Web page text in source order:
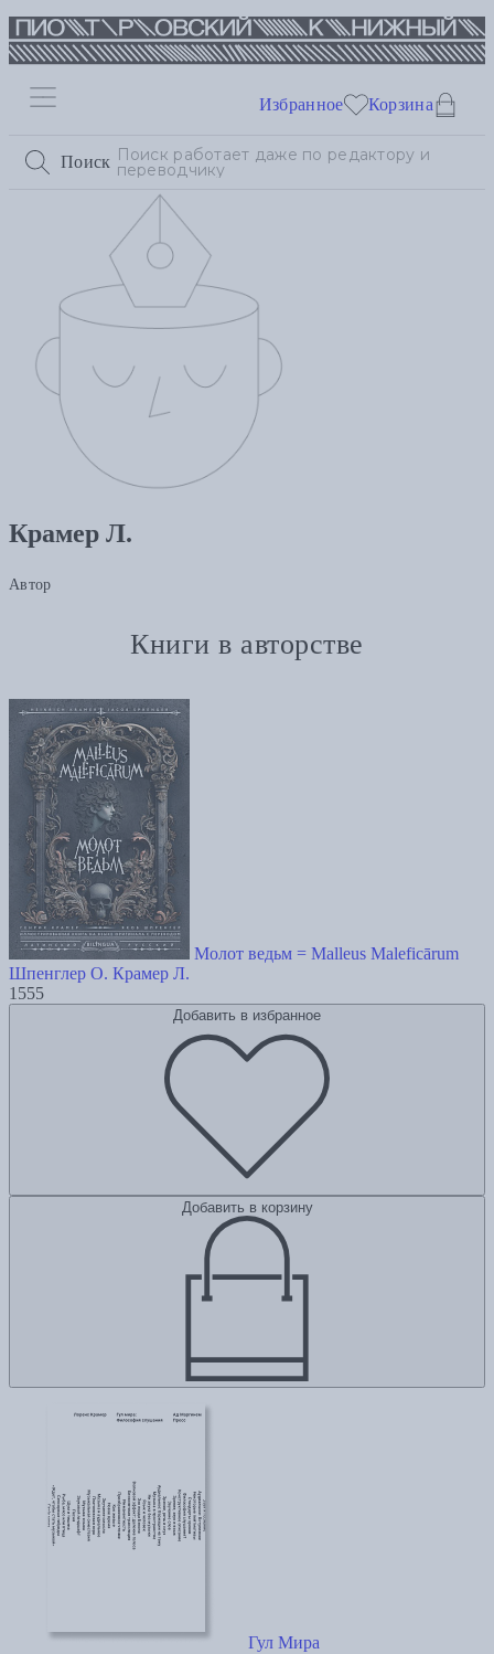
Поиск
Избранное Корзина
Крамер Л.
Автор
Книги в авторстве
Молот ведьм = Malleus Maleficārum
Шпенглер О. Крамер Л.
1555
Добавить в избранное
Добавить в корзину
Гул Мира